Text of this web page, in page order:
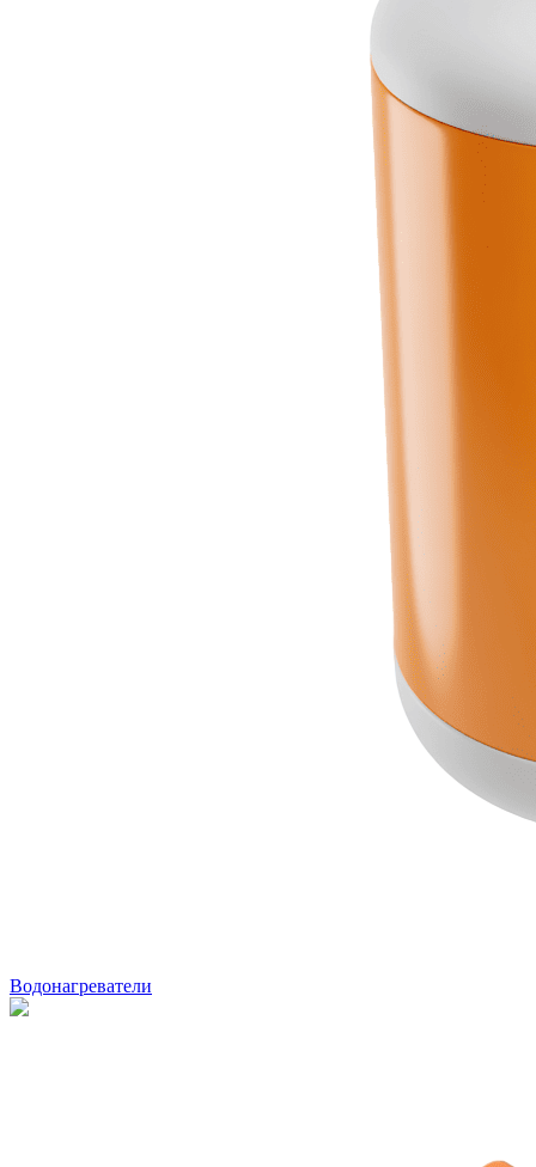
Водонагреватели